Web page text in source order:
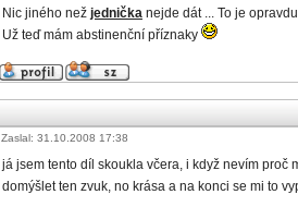
Nic jiného než jednička nejde dát ... To je
Už teď mám abstinenční příznaky
Zaslal: 31.10.2008 17:38
já jsem tento díl skoukla včera, i když nevím proč
domýšlet ten zvuk, no krása a na konci se mi to